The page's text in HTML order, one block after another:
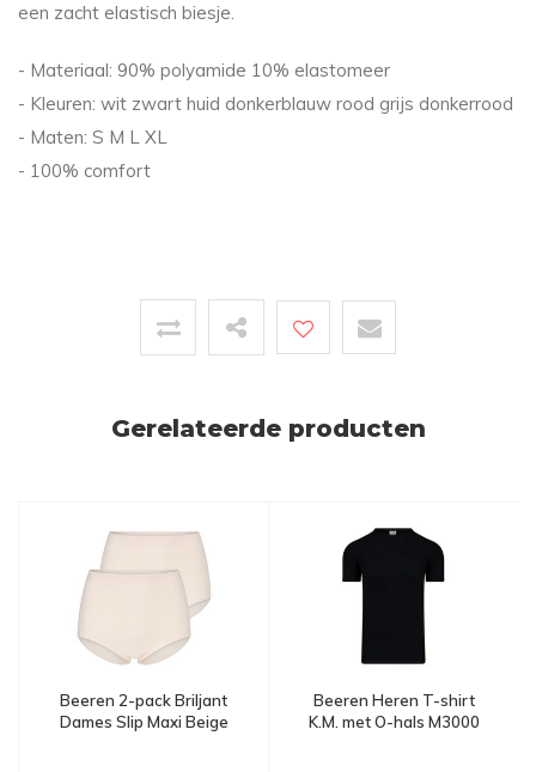
een zacht elastisch biesje.
- Materiaal: 90% polyamide 10% elastomeer
- Kleuren: wit zwart huid donkerblauw rood grijs donkerrood
- Maten: S M L XL
- 100% comfort
Gerelateerde producten
Beeren 2-pack Briljant
Dames Slip Maxi Beige
Beeren Heren T-shirt
K.M. met O-hals M3000